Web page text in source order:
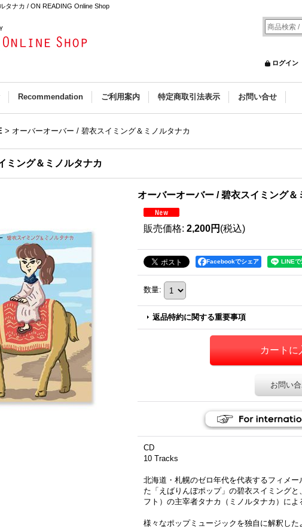
タナカ / ON READING Online Shop
ログイン
Recommendation ご利用案内 特定商取引法表示 お問い合せ
> オーバーオーバー / 碧衣スイミング＆ミノルタナカ
ミング＆ミノルタナカ
オーバーオーバー / 碧衣スイミング＆
販売価格: 2,200円 (税込)
Facebookでシェア
数量:
返品特約に関する重要事項
お問い
CD
10 Tracks
北海道・札幌のゼロ年代を代表するフィメ
た「えばりんぼポップ」の碧衣スイミング
フト）の主宰者タナカ（ミノルタナカ）に
様々なポップミュージックを独自に解釈し